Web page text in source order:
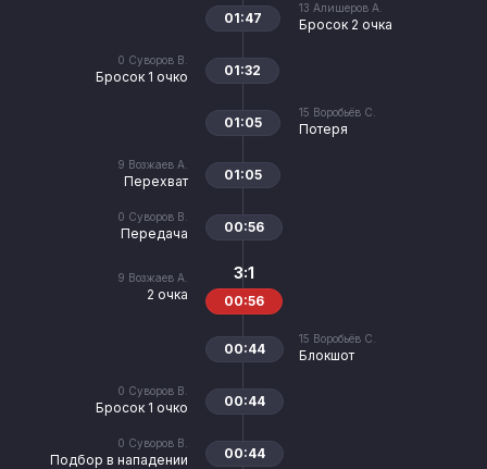
13 Алишеров А.
Бросок 2 очка
01:47
0 Суворов В.
Бросок 1 очко 01:32
15 Воробьёв С.
Потеря
01:05
9 Возжаев А.
Перехват 01:05
0 Суворов В.
Передача 00:56
9 Возжаев А.
2 очка
3:1
00:56
15 Воробьёв С.
Блокшот
00:44
0 Суворов В.
Бросок 1 очко 00:44
0 Суворов В.
Подбор в нападении 00:44